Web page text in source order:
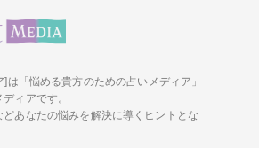
「悩める貴方のための占いメディア」
ィアです。
あなたの悩みを解決に導くヒントとな